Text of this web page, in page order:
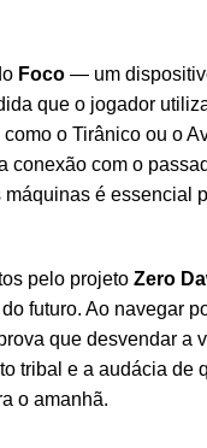
Foco — um
que o jogador
o Tirânico ou o
conexão com o
é essencial
pelo projeto Zero
futuro. Ao navegar
que desvendar a
tribal e a audácia de
o amanhã.